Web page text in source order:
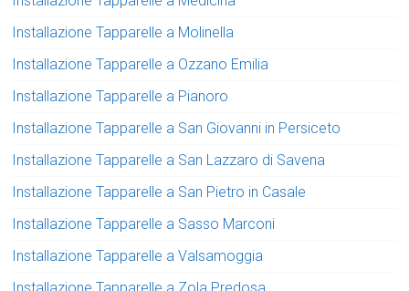
Installazione Tapparelle a Molinella
Installazione Tapparelle a Ozzano Emilia
Installazione Tapparelle a Pianoro
Installazione Tapparelle a San Giovanni in Persiceto
Installazione Tapparelle a San Lazzaro di Savena
Installazione Tapparelle a San Pietro in Casale
Installazione Tapparelle a Sasso Marconi
Installazione Tapparelle a Valsamoggia
Installazione Tapparelle a Zola Predosa